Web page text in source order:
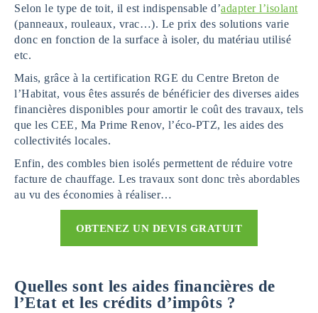
Selon le type de toit, il est indispensable d’adapter l’isolant
(panneaux, rouleaux, vrac…). Le prix des solutions varie
donc en fonction de la surface à isoler, du matériau utilisé
etc.
Mais, grâce à la certification RGE du Centre Breton de
l’Habitat, vous êtes assurés de bénéficier des diverses aides
financières disponibles pour amortir le coût des travaux, tels
que les CEE, Ma Prime Renov, l’éco-PTZ, les aides des
collectivités locales.
Enfin, des combles bien isolés permettent de réduire votre
facture de chauffage. Les travaux sont donc très abordables
au vu des économies à réaliser…
OBTENEZ UN DEVIS GRATUIT
Quelles sont les aides financières de
l’Etat et les crédits d’impôts ?